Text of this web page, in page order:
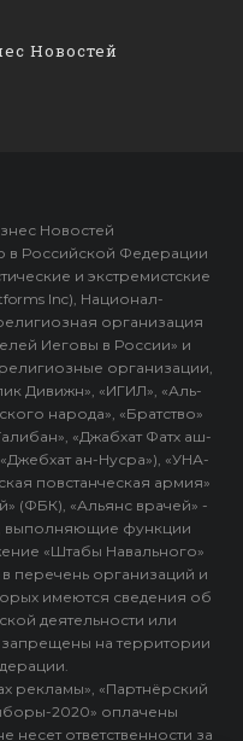
Новостей
Новостей
в Российской Федерации
и экстремистские
Inc), Национал-
организация
Иеговы в России» и
организации,
Дивижн», «ИГИЛ», «Аль-
народа», «Братство»
«Джабхат Фатх аш-
ан-Нусра»), «УНА-
повстанческая армия»
(ФБК), «Альянс врачей» -
выполняющие функции
«Штабы Навального»
перечень организаций и
имеются сведения об
деятельности или
на территории
рекламы», «Партнёрский
2020» оплачены
несет ответственности за